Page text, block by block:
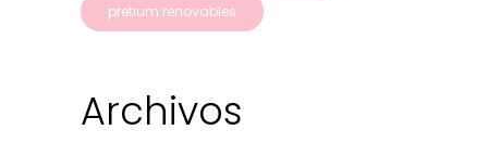
pretium renovables
Archivos